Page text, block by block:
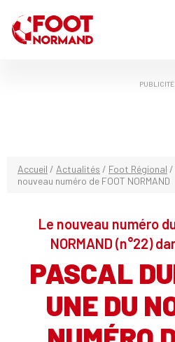
PUBLICITÉ
Accueil / Actualités / Foot Régional /
nouveau numéro de FOOT NORMAND
Le nouveau numéro
NORMAND (n°22)
PASCAL
UNE DU